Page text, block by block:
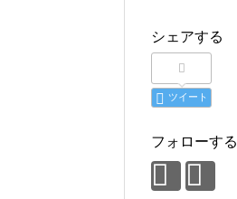
シェアする
ツイート
フォローする